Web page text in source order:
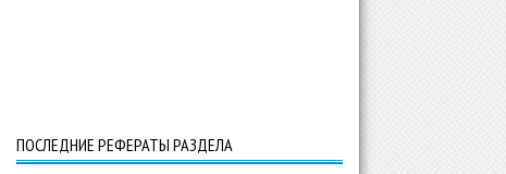
ПОСЛЕДНИЕ РЕФЕРАТЫ РАЗДЕЛА